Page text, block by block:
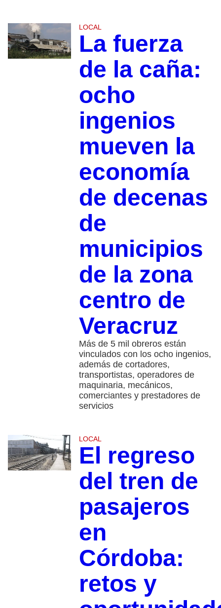
LOCAL
La fuerza
de la caña:
ocho
ingenios
mueven la
economía
de decenas
de
municipios
de la zona
centro de
Veracruz
Más de 5 mil obreros están
vinculados con los ocho ingenios,
además de cortadores,
transportistas, operadores de
maquinaria, mecánicos,
comerciantes y prestadores de
servicios
LOCAL
El regreso
del tren de
pasajeros
en
Córdoba:
retos y